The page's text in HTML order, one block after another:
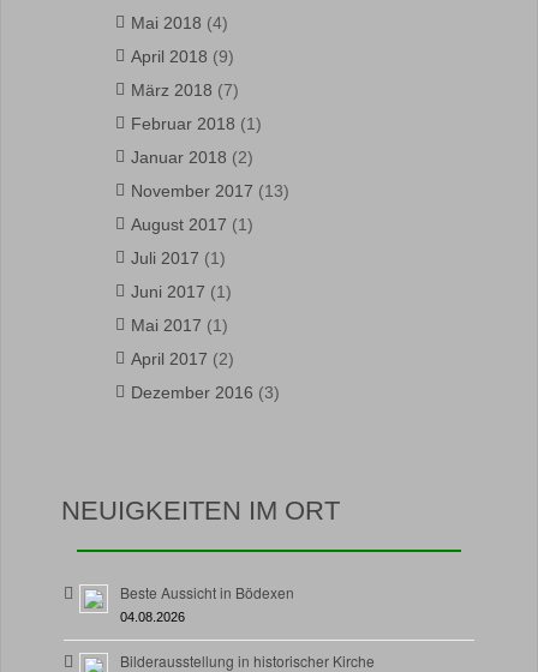
Mai 2018 (4)
April 2018 (9)
März 2018 (7)
Februar 2018 (1)
Januar 2018 (2)
November 2017 (13)
August 2017 (1)
Juli 2017 (1)
Juni 2017 (1)
Mai 2017 (1)
April 2017 (2)
Dezember 2016 (3)
NEUIGKEITEN IM ORT
Beste Aussicht in Bödexen
04.08.2026
Bilderausstellung in historischer Kirche